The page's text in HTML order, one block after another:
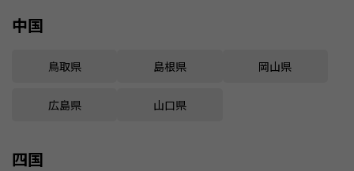
中国
鳥取県 島根県 岡山県
広島県 山口県
四国